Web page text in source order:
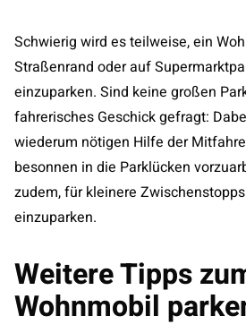
Schwierig wird es teilweise, ein
Straßenrand oder auf
einzuparken. Sind keine großen
fahrerisches Geschick gefragt:
wiederum nötigen Hilfe der
besonnen in die Parklücken
zudem, für kleinere
einzuparken.
Weitere Tipps
Wohnmobil